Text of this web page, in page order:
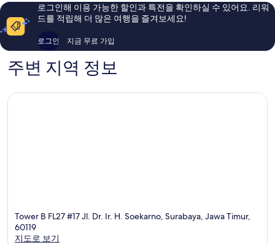
스
튜
디
오
At
Bale
Hinggil
파
파
로그인해 이용 가능한 할인과 특전을 확인하실 수 있어요. 리워
드를 적립해 더 많은 여행을 즐겨보세요!
로그인 지금 무료 가입
주변 지역 정보
Tower B FL27 #17 Jl. Dr. Ir. H. Soekarno, Surabaya, Jawa Timur,
60119
지도로 보기